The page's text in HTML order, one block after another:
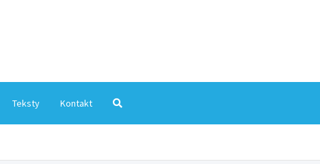
Teksty Kontakt